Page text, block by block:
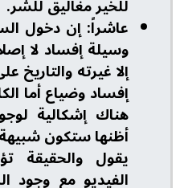
للخير مغاليق للشر.
عاشراً: إن دخول
وسيلة إفساد لا
إلا غيرته
إفساد وضياع أما
هناك إشكالية
أظنها ستكون شبيهة
يقول والحقيقة
الفيديو مع وجود